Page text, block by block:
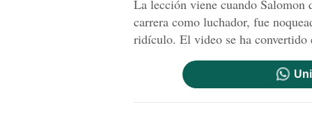
La lección viene cuando Salomon
carrera como luchador, fue
ridículo. El video se ha convertido